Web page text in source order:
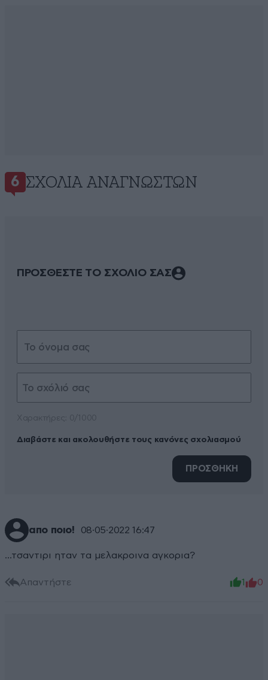
6 ΣΧΌΛΙΑ ΑΝΑΓΝΩΣΤΏΝ
ΠΡΟΣΘΕΣΤΕ ΤΟ ΣΧΟΛΙΟ ΣΑΣ
Διαβάστε και ακολουθήστε τους κανόνες σχολιασμού
ΠΡΟΣΘΗΚΗ
απο ποιο! 08·05·2022 16:47
...τσαντιρι ηταν τα μελακροινα αγκορια?
Απαντήστε 1 0